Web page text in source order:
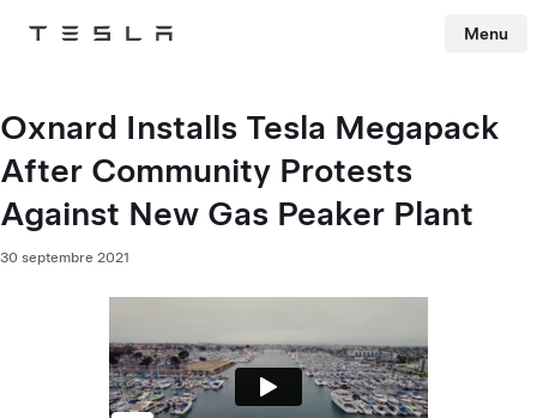
Tesla Menu
Oxnard Installs Tesla Megapack
After Community Protests
Against New Gas Peaker Plant
30 septembre 2021